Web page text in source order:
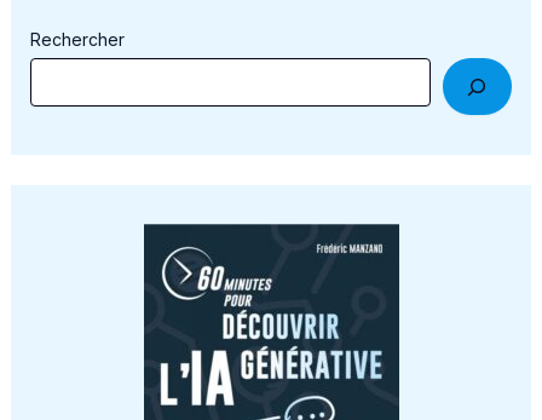
Rechercher